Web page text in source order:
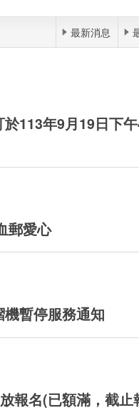
最新消息
113年9月19日下
郵愛心
暫停服務通知
報名(已額滿，截止